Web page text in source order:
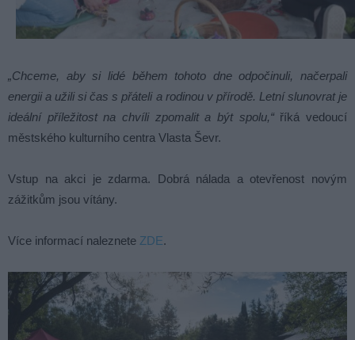
„Chceme, aby si lidé během tohoto dne odpočinuli, načerpali
energii a užili si čas s přáteli a rodinou v přírodě. Letní slunovrat je
ideální příležitost na chvíli zpomalit a být spolu,“říká vedoucí
městského kulturního centra Vlasta Ševr.
Vstup na akci je zdarma. Dobrá nálada a otevřenost novým
zážitkům jsou vítány.
Více informací naleznete ZDE.